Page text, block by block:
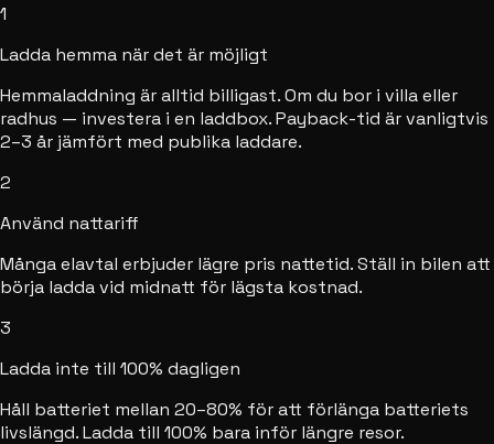
1
Ladda hemma när det är möjligt
Hemmaladdning är alltid billigast. Om du bor i villa eller
radhus — investera i en laddbox. Payback-tid är vanligtvis
2–3 år jämfört med publika laddare.
2
Använd nattariff
Många elavtal erbjuder lägre pris nattetid. Ställ in bilen att
börja ladda vid midnatt för lägsta kostnad.
3
Ladda inte till 100% dagligen
Håll batteriet mellan 20–80% för att förlänga batteriets
livslängd. Ladda till 100% bara inför längre resor.